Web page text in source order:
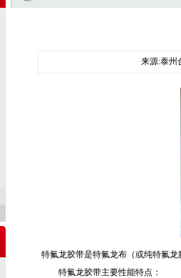
来源:泰州
特氟龙胶带是特氟龙布（或纯特氟龙
特氟龙胶带主要性能特点：